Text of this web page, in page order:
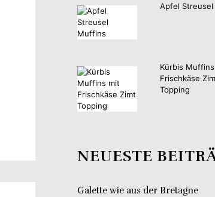
Apfel
Kürbis
Frischkäse
Topping
NEUESTE
Galette wie aus der Bretagne